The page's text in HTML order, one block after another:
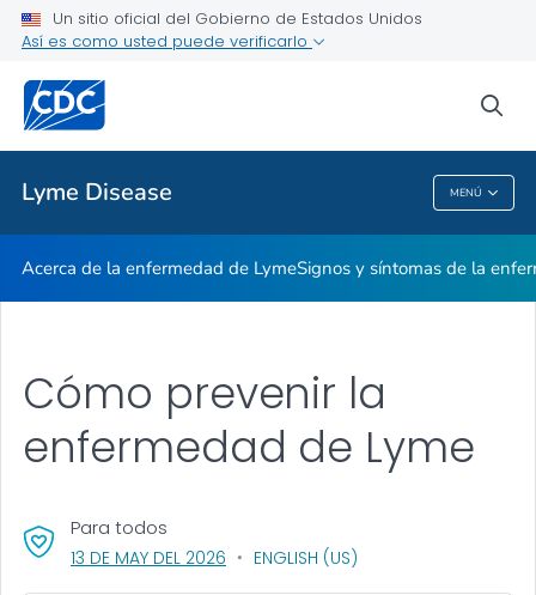
Un sitio oficial del Gobierno de Estados Unidos
Así es como usted puede verificarlo
Lyme Disease MENÚ
Temas relacionados
Lyme Disease
Acerca de la enfermedad de LymeSignos y síntomas de la
Cómo prevenir la
enfermedad de Lyme
Para todos
13 DE MAY DEL 2026 , VISIT LINK FOR DETAILS.
ENGLISH (US)